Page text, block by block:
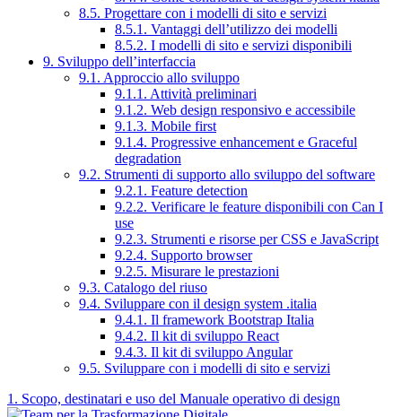
8.5. Progettare con i modelli di sito e servizi
8.5.1. Vantaggi dell’utilizzo dei modelli
8.5.2. I modelli di sito e servizi disponibili
9. Sviluppo dell’interfaccia
9.1. Approccio allo sviluppo
9.1.1. Attività preliminari
9.1.2. Web design responsivo e accessibile
9.1.3. Mobile first
9.1.4. Progressive enhancement e Graceful
degradation
9.2. Strumenti di supporto allo sviluppo del software
9.2.1. Feature detection
9.2.2. Verificare le feature disponibili con Can I
use
9.2.3. Strumenti e risorse per CSS e JavaScript
9.2.4. Supporto browser
9.2.5. Misurare le prestazioni
9.3. Catalogo del riuso
9.4. Sviluppare con il design system .italia
9.4.1. Il framework Bootstrap Italia
9.4.2. Il kit di sviluppo React
9.4.3. Il kit di sviluppo Angular
9.5. Sviluppare con i modelli di sito e servizi
1. Scopo, destinatari e uso del Manuale operativo di design